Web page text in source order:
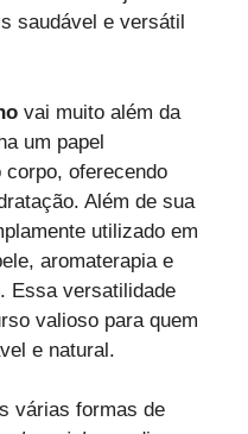
saudável e versátil
vai muito além da
um papel
oferecendo
Além de sua
utilizado em
aromaterapia e
Essa versatilidade
valioso para quem
e natural.
várias formas de